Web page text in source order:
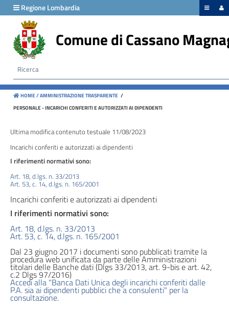
Regione Lombardia
Comune di Cassano
HOME /AMMINISTRAZIONE TRASPARENTE /
PERSONALE - INCARICHI CONFERITI E AUTORIZZATI AI DIPENDENTI
Ultima modifica contenuto testuale 11/08/2023
Incarichi conferiti e autorizzati ai dipendenti
I riferimenti normativi sono:
Art. 18, d.lgs. n. 33/2013
Art. 53, c. 14, d.lgs. n. 165/2001
Incarichi conferiti e autorizzati ai dipendenti
I riferimenti normativi sono:
Art. 18, d.lgs. n. 33/2013
Art. 53, c. 14, d.lgs. n. 165/2001
Dal 23 giugno 2017 i documenti sono pubblicati tramite la
procedura web unificata da parte delle Amministrazioni
titolari delle Banche dati (Dlgs 33/2013, art. 9-bis e art. 42,
c.2 Dlgs 97/2016)
Accedi alla "Banca Dati Unica degli incarichi conferiti dalle
P.A. sia ai dipendenti pubblici che a consulenti" per la
consultazione.
menu
Disposizioni
generali
Organizzazione
Consulenti
collaboratori
Personale
di
concorso
Performance
Enti
controllati
Attività